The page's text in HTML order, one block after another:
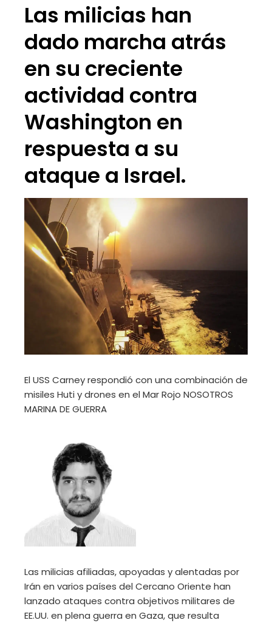
Las milicias han
dado marcha atrás
en su creciente
actividad contra
Washington en
respuesta a su
ataque a Israel.
El USS Carney respondió con una combinación de
misiles Huti y drones en el Mar Rojo NOSOTROS
MARINA DE GUERRA
Las milicias afiliadas, apoyadas y alentadas por
Irán en varios países del Cercano Oriente han
lanzado ataques contra objetivos militares de
EE.UU. en plena guerra en Gaza, que resulta